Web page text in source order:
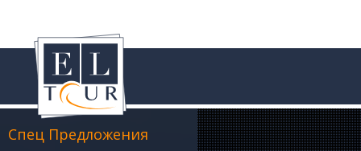
Спец Предложения
4 дня-заезд по понедельникам
5 дней-заезд по понедельникам
6 дней-заезд по понедельникам
7 дней-заезд по понедельникам
4 дня-заезд по вторникам